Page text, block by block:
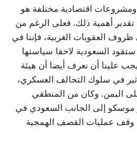
ومشروعات اقتصادية مختلفة هو
تقدير أهمية ذلك. فعلى الرغم من
ظروف العقوبات الغربية، فإننا في
السعودية لاحقا سياستها
يجب علينا أن نعرف أيضا أن هيئة
في سلوك التحالف العسكري،
اليمن. وكان من المنطقي
موسكو إلى الجانب السعودي في
وقف عمليات القصف الهمجية